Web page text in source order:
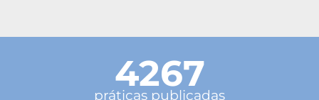
4267
práticas publicadas